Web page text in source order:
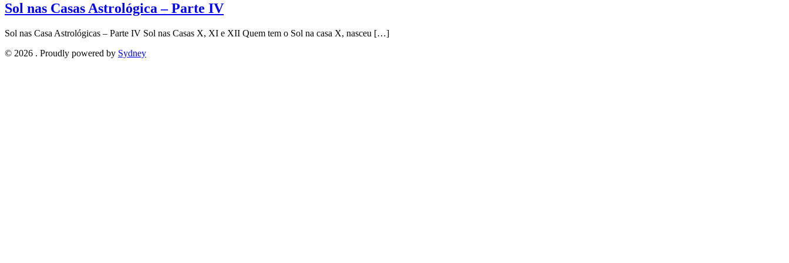
Sol nas Casas Astrológica – Parte IV
Sol nas Casa Astrológicas – Parte IV Sol nas Casas X, XI e XII Quem tem o Sol na casa X, nasceu […]
© 2026 . Proudly powered by Sydney